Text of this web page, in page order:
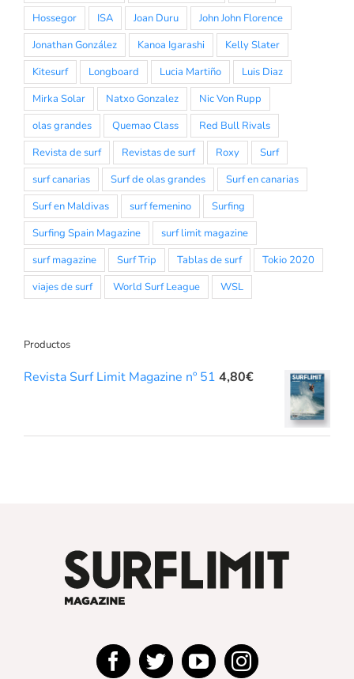
Hossegor
ISA Joan Duru
John John Florence
Jonathan González
Kanoa Igarashi
Kelly Slater
Kitesurf
Longboard Lucia Martiño
Luis Diaz
Mirka Solar
Natxo Gonzalez
Nic Von Rupp
olas grandes
Quemao Class
Red Bull Rivals
Revista de surf
Revistas de surf Roxy
Surf
surf canarias
Surf de olas grandes
Surf en canarias
Surf en Maldivas
surf femenino
Surfing
Surfing Spain Magazine
surf limit magazine
surf magazine
Surf Trip Tablas de surf
Tokio 2020
viajes de surf
World Surf League WSL
Productos
Revista Surf Limit Magazine nº 51 4,80€